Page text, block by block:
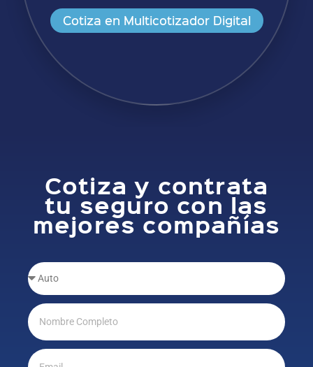
Cotiza en Multicotizador Digital
Cotiza y contrata
tu seguro con las
mejores compañías